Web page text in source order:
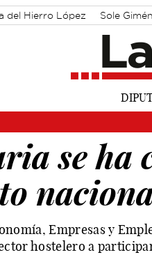
del Hierro López Sole
se ha
Empresas y
hostelero a